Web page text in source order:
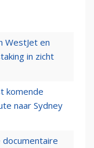
WestJet en
in zicht
komende
naar Sydney